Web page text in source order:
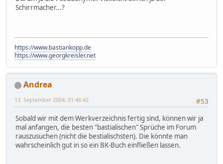
Schirrmacher...?
https://www.bastiankopp.de
https://www.georgkreisler.net
Andrea
#53
13. September 2004, 01:46:42
Sobald wir mit dem Werkverzeichnis fertig sind, können wir ja
mal anfangen, die besten "bastialischen" Sprüche im Forum
rauszusuchen (nicht die bestialischsten). Die könnte man
wahrscheinlich gut in so ein BK-Buch einfließen lassen.